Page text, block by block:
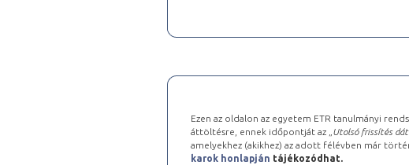
Ezen az oldalon az egyetem ETR tanulmányi
áttöltésre, ennek időpontját az „ Utolsó frissítés
amelyekhez (akikhez) az adott félévben már
karok honlapján tájékozódhat.